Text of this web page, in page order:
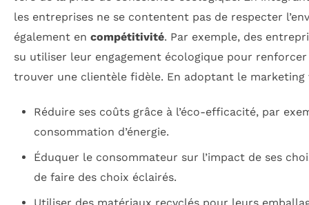
les entreprises ne se contentent pas de respecter
également en compétitivité. Par exemple, des
su utiliser leur engagement écologique pour
trouver une clientèle fidèle. En adoptant le
Réduire ses coûts grâce à l’éco-efficacité, par
consommation d’énergie.
Éduquer le consommateur sur l’impact de ses
de faire des choix éclairés.